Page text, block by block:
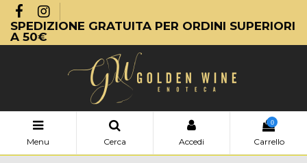
SPEDIZIONE GRATUITA PER ORDINI SUPERIORI
A 50€
Menu Cerca Accedi
0
Carrello